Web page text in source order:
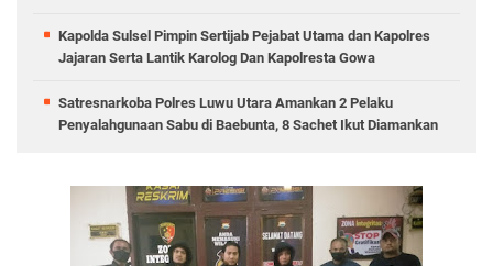
Kapolda Sulsel Pimpin Sertijab Pejabat Utama dan Kapolres
Jajaran Serta Lantik Karolog Dan Kapolresta Gowa
Satresnarkoba Polres Luwu Utara Amankan 2 Pelaku
Penyalahgunaan Sabu di Baebunta, 8 Sachet Ikut Diamankan